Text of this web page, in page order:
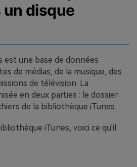
un disque
est une base de données
de médias, de la musique, des
de télévision. La
en deux parties : le dossier
de la bibliothèque iTunes.
iTunes, voici ce qu'il